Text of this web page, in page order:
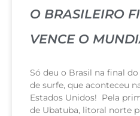
O BRASILEIRO
VENCE O
Só deu o Brasil na final
de surfe, que aconteceu
Estados Unidos! Pela
de Ubatuba, litoral norte